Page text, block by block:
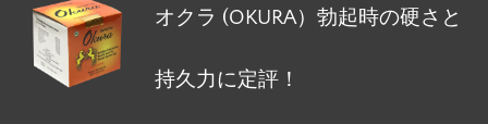
オクラ (OKURA）勃起時の硬さと
持久力に定評！